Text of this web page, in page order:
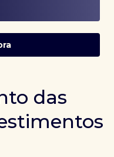
das